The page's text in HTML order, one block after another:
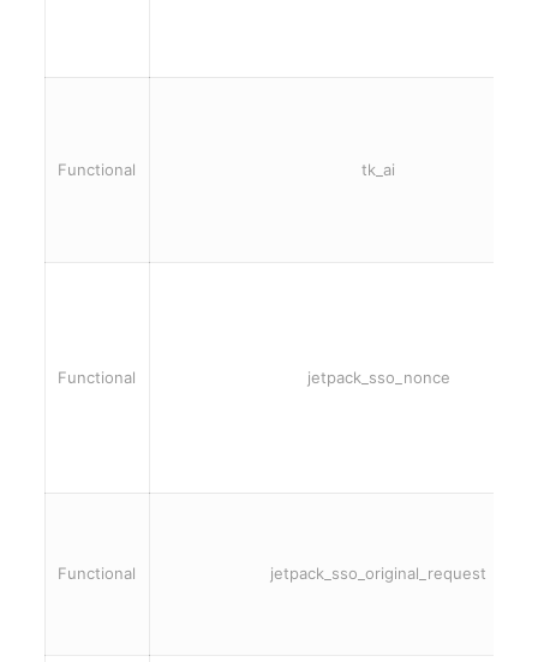
Functional tk_ai
Functional jetpack_sso_nonce
Functional jetpack_sso_original_request